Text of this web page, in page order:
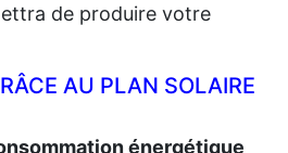
de produire votre
AU PLAN SOLAIRE
énergétique